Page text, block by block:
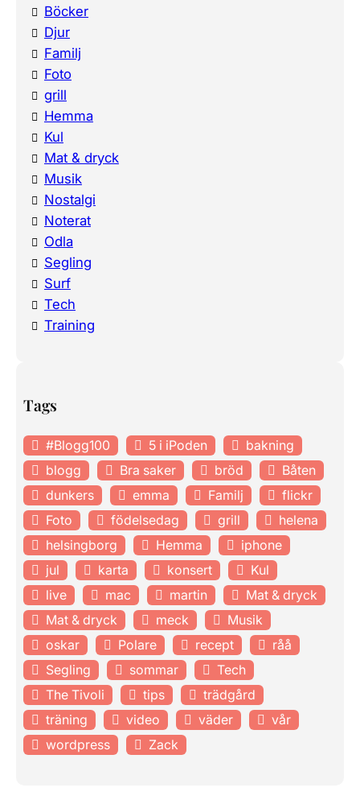
Böcker
Djur
Familj
Foto
grill
Hemma
Kul
Mat & dryck
Musik
Nostalgi
Noterat
Odla
Segling
Surf
Tech
Training
Tags
#Blogg100 5 i iPoden
bakning
blogg
Bra saker bröd
Båten
dunkers
emma Familj
flickr
Foto
födelsedag grill
helena
helsingborg
Hemma
iphone
jul
karta konsert
Kul
live
mac martin
Mat & dryck
Mat & dryck
meck
Musik
oskar
Polare recept
råå
Segling
sommar
Tech
The Tivoli
tips
trädgård
träning
video väder
vår
wordpress
Zack